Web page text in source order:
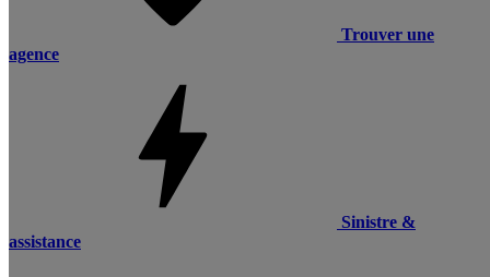
Trouver une
agence
Sinistre &
assistance